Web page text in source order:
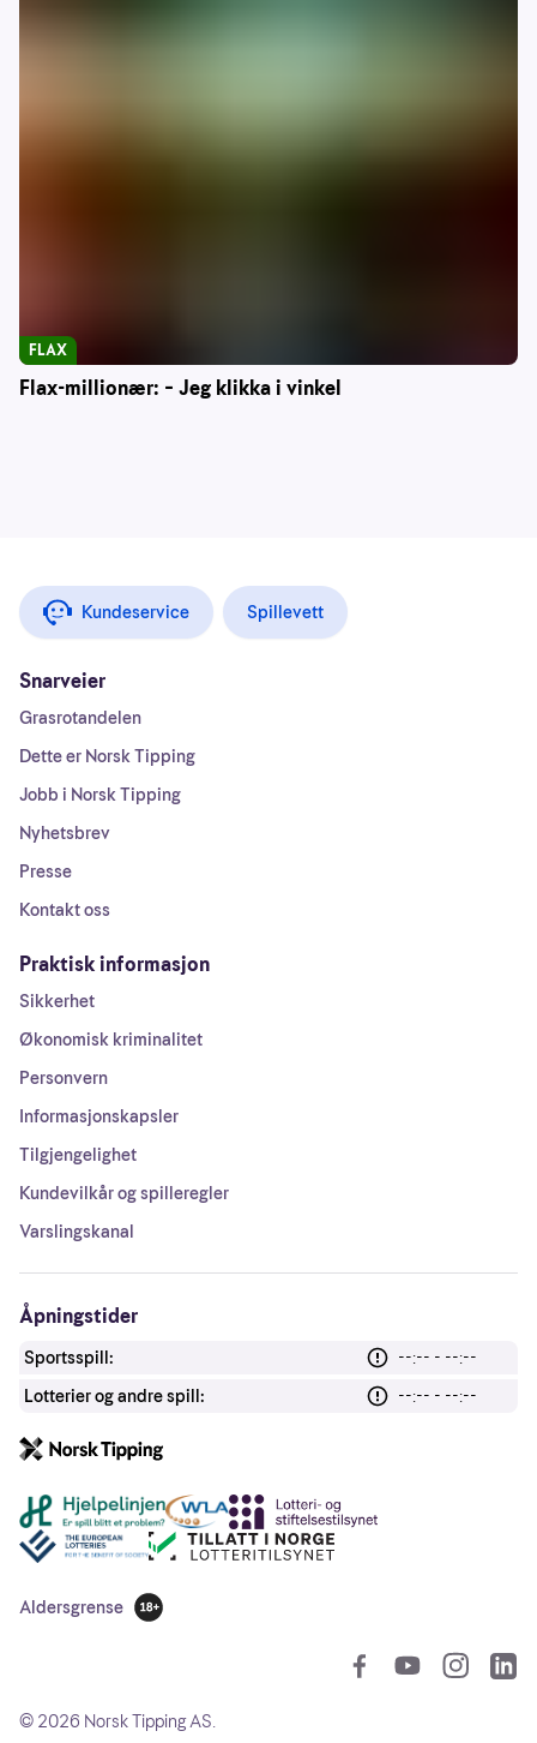
Flax-millionær: – Jeg klikka i vinkel
FLAX
Kundeservice Spillevett
Snarveier
Grasrotandelen
Dette er Norsk Tipping
Jobb i Norsk Tipping
Nyhetsbrev
Presse
Kontakt oss
Praktisk informasjon
Sikkerhet
Økonomisk kriminalitet
Personvern
Informasjonskapsler
Tilgjengelighet
Kundevilkår og spilleregler
Varslingskanal
Åpningstider
Sportsspill:
--:-- - --:--
Lotterier og andre spill:
--:-- - --:--
Andre lenker
Aldersgrense
18 år
© 2026 Norsk Tipping AS.